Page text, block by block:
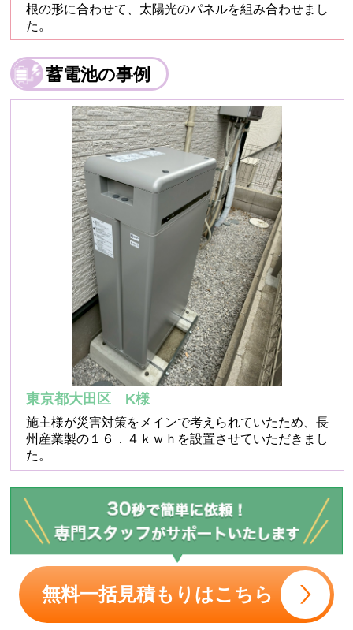
根の形に合わせて、太陽光のパネルを組み合わせまし
た。
蓄電池の事例
東京都大田区 K様
施主様が災害対策をメインで考えられていたため、長
州産業製の１６．４ｋｗｈを設置させていただきまし
た。
無料一括見積もりはこちら